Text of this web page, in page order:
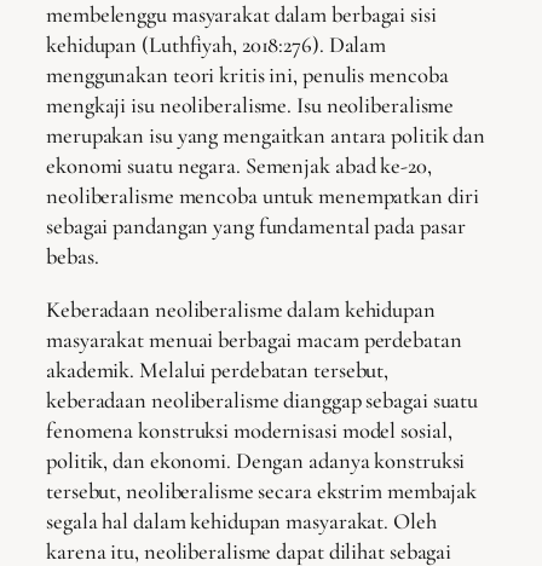
membelenggu masyarakat dalam berbagai sisi
kehidupan (Luthfiyah, 2018:276). Dalam
menggunakan teori kritis ini, penulis mencoba
mengkaji isu neoliberalisme. Isu neoliberalisme
merupakan isu yang mengaitkan antara politik dan
ekonomi suatu negara. Semenjak abad ke-20,
neoliberalisme mencoba untuk menempatkan diri
sebagai pandangan yang fundamental pada pasar
bebas.
Keberadaan neoliberalisme dalam kehidupan
masyarakat menuai berbagai macam perdebatan
akademik. Melalui perdebatan tersebut,
keberadaan neoliberalisme dianggap sebagai suatu
fenomena konstruksi modernisasi model sosial,
politik, dan ekonomi. Dengan adanya konstruksi
tersebut, neoliberalisme secara ekstrim membajak
segala hal dalam kehidupan masyarakat. Oleh
karena itu, neoliberalisme dapat dilihat sebagai